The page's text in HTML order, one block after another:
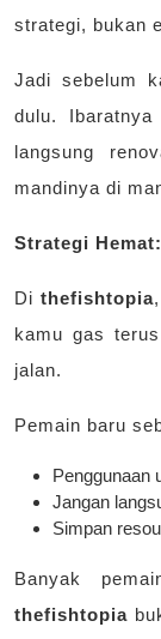
strategi, bukan
Jadi sebelum
dulu.
langsung
mandinya di
Strategi
Dithefishtopia
kamu gas
jalan.
Pemain baru
Penggunaan
Jangan
Simpan
Banyak
thefishtopia